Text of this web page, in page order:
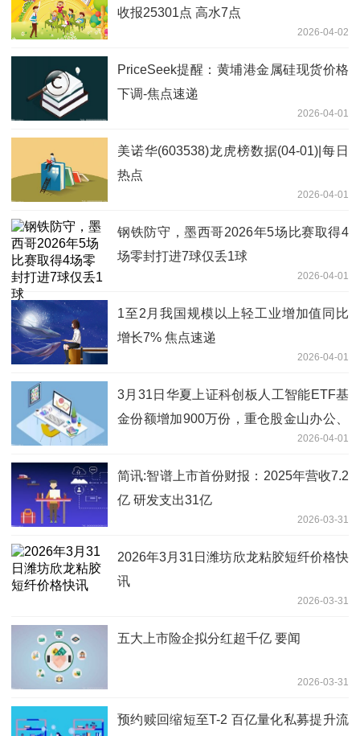
收报25301点 高水7点
2026-04-02
PriceSeek提醒：黄埔港金属硅现货价格
下调-焦点速递
2026-04-01
美诺华(603538)龙虎榜数据(04-01)|每日
热点
2026-04-01
钢铁防守，墨西哥2026年5场比赛取得4
场零封打进7球仅丢1球
2026-04-01
1至2月我国规模以上轻工业增加值同比
增长7% 焦点速递
2026-04-01
3月31日华夏上证科创板人工智能ETF基
金份额增加900万份，重仓股金山办公、
2026-04-01
简讯:智谱上市首份财报：2025年营收7.2
亿 研发支出31亿
2026-03-31
2026年3月31日潍坊欣龙粘胶短纤价格快
讯
2026-03-31
五大上市险企拟分红超千亿 要闻
2026-03-31
预约赎回缩短至T-2 百亿量化私募提升流